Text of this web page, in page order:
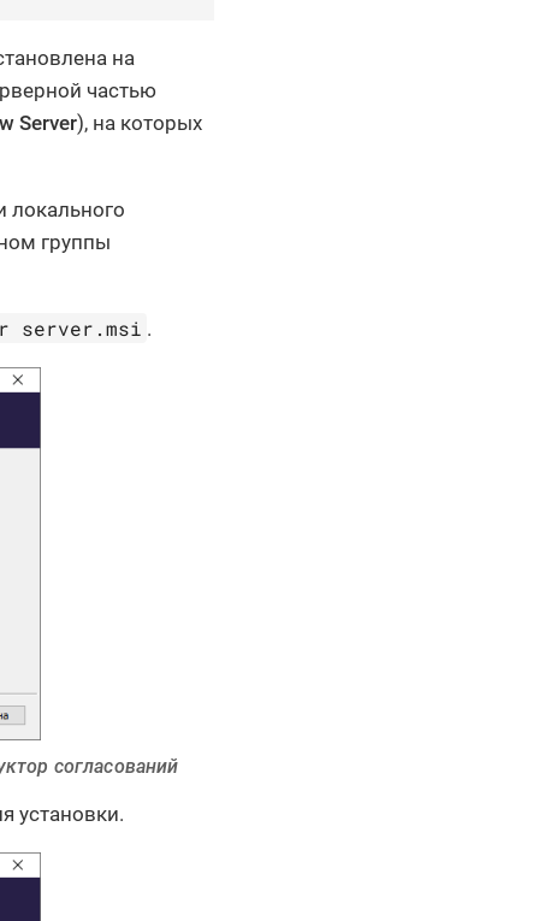
на
частью
Server), на которых
локального
группы
server.msi .
согласований
установки.